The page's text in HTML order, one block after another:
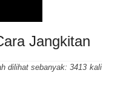
Jangkitan
dilihat sebanyak: 3413